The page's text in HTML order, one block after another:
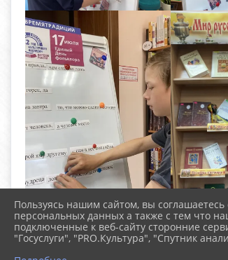
Пользуясь нашим сайтом, вы соглашаетесь
персональных данных а также с тем что
подключенные к веб-сайту сторонние
"Госуслуги", "PRO.Культура", "Спутник